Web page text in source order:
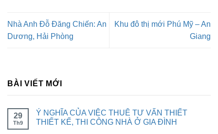
Nhà Anh Đỗ Đăng Chiến: An
Dương, Hải Phòng
Khu đô thị mới Phú Mỹ – An
Giang
BÀI VIẾT MỚI
29
Th9
Ý NGHĨA CỦA VIỆC THUÊ TƯ VẤN THIẾT
THIẾT KẾ, THI CÔNG NHÀ Ở GIA ĐÌNH